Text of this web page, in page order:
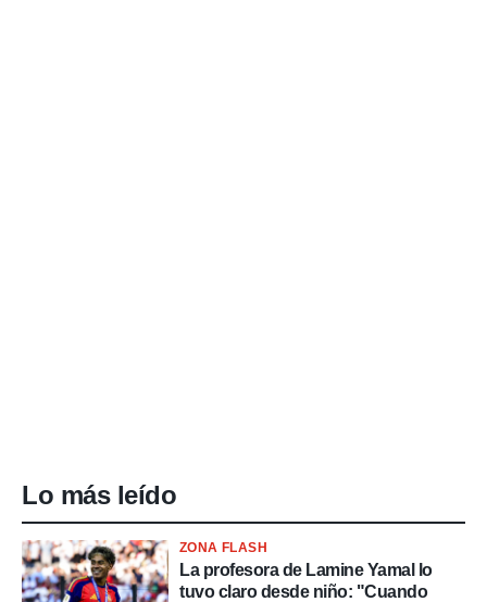
Lo más leído
ZONA FLASH
La profesora de Lamine Yamal lo
tuvo claro desde niño: "Cuando